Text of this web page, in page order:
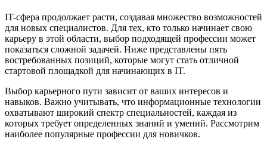
IT-сфера продолжает расти, создавая множество возможностей
для новых специалистов. Для тех, кто только начинает свою
карьеру в этой области, выбор подходящей профессии может
показаться сложной задачей. Ниже представлены пять
востребованных позиций, которые могут стать отличной
стартовой площадкой для начинающих в IT.
Выбор карьерного пути зависит от ваших интересов и
навыков. Важно учитывать, что информационные технологии
охватывают широкий спектр специальностей, каждая из
которых требует определенных знаний и умений. Рассмотрим
наиболее популярные профессии для новичков.